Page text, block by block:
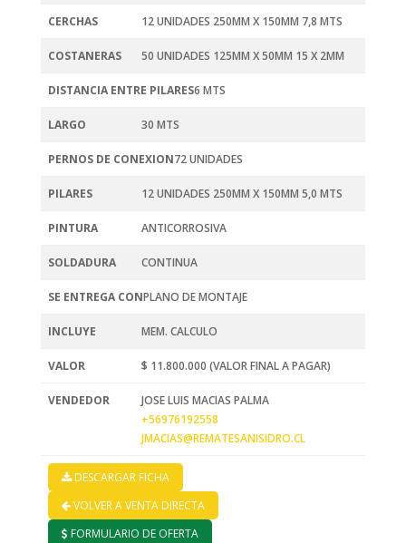
CERCHAS 12 UNIDADES 250MM X 150MM 7,8 MTS
COSTANERAS 50 UNIDADES 125MM X 50MM 15 X 2MM
DISTANCIA ENTRE PILARES6 MTS
LARGO 30 MTS
PERNOS DE CONEXION72 UNIDADES
PILARES 12 UNIDADES 250MM X 150MM 5,0 MTS
PINTURA ANTICORROSIVA
SOLDADURA CONTINUA
SE ENTREGA CONPLANO DE MONTAJE
INCLUYE MEM. CALCULO
VALOR $ 11.800.000 (VALOR FINAL A PAGAR)
VENDEDOR
JOSE LUIS MACIAS PALMA
+56976192558
JMACIAS@REMATESANISIDRO.CL
DESCARGAR FICHA
VOLVER A VENTA DIRECTA
FORMULARIO DE OFERTA